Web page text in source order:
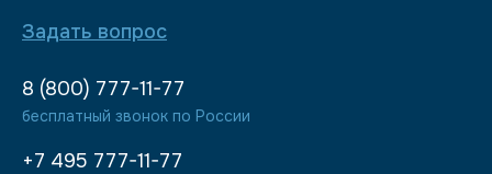
Задать вопрос
8 (800) 777-11-77
бесплатный звонок по России
+7 495 777-11-77